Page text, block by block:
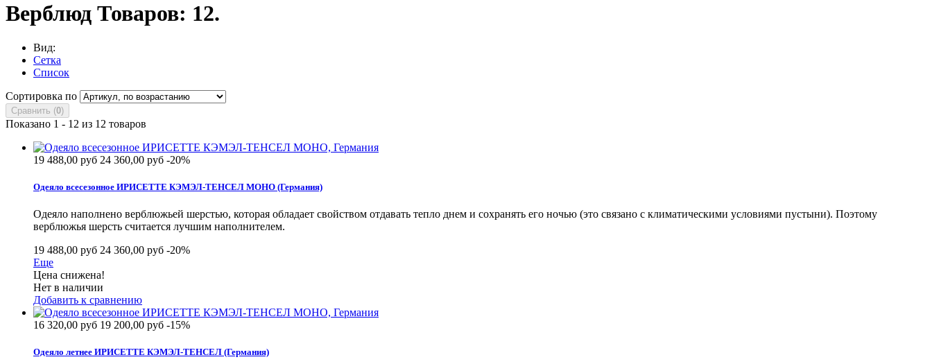
Верблюд Товаров: 12.
Вид:
Сетка
Список
Сортировка по
Сравнить (0)
Показано 1 - 12 из 12 товаров
19 488,00 руб 24 360,00 руб -20%
Одеяло всесезонное ИРИСЕТТЕ КЭМЭЛ-ТЕНСЕЛ МОНО (Германия)
Одеяло наполнено верблюжьей шерстью, которая обладает свойством отдавать тепло днем и сохранять его ночью (это связано с климатическими условиями пустыни). Поэтому
верблюжья шерсть считается лучшим наполнителем.
19 488,00 руб 24 360,00 руб -20%
Еще
Цена снижена!
Нет в наличии
Добавить к сравнению
16 320,00 руб 19 200,00 руб -15%
Одеяло летнее ИРИСЕТТЕ КЭМЭЛ-ТЕНСЕЛ (Германия)